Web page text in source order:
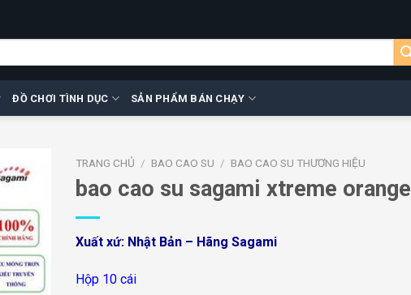
ĐỒ CHƠI TÌNH DỤC SẢN PHẨM BÁN CHẠY
Add to
wishlist
TRANG CHỦ / BAO CAO SU / BAO CAO SU THƯƠNG HIỆU
bao cao su sagami xtreme orange
Xuất xứ: Nhật Bản – Hãng Sagami
Hộp 10 cái